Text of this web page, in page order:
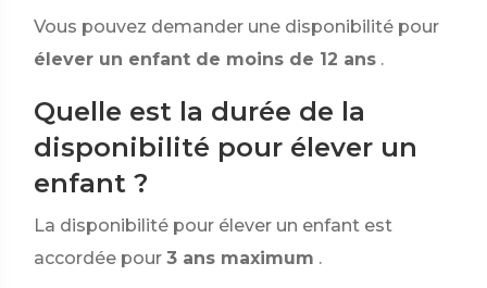
Vous pouvez demander une disponibilité pour
élever un enfant de moins de 12 ans .
Quelle est la durée de la
disponibilité pour élever un
enfant ?
La disponibilité pour élever un enfant est
accordée pour 3 ans maximum .